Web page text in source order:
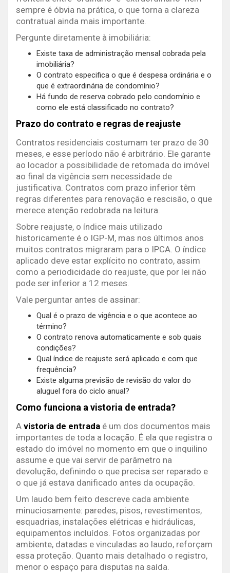
sempre é óbvia na prática, o que torna a clareza
contratual ainda mais importante.
Pergunte diretamente à imobiliária:
Existe taxa de administração mensal cobrada pela
imobiliária?
O contrato especifica o que é despesa ordinária e o
que é extraordinária de condomínio?
Há fundo de reserva cobrado pelo condomínio e
como ele está classificado no contrato?
Prazo do contrato e regras de reajuste
Contratos residenciais costumam ter prazo de 30
meses, e esse período não é arbitrário. Ele garante
ao locador a possibilidade de retomada do imóvel
ao final da vigência sem necessidade de
justificativa. Contratos com prazo inferior têm
regras diferentes para renovação e rescisão, o que
merece atenção redobrada na leitura.
Sobre reajuste, o índice mais utilizado
historicamente é o IGP-M, mas nos últimos anos
muitos contratos migraram para o IPCA. O índice
aplicado deve estar explícito no contrato, assim
como a periodicidade do reajuste, que por lei não
pode ser inferior a 12 meses.
Vale perguntar antes de assinar:
Qual é o prazo de vigência e o que acontece ao
término?
O contrato renova automaticamente e sob quais
condições?
Qual índice de reajuste será aplicado e com que
frequência?
Existe alguma previsão de revisão do valor do
aluguel fora do ciclo anual?
Como funciona a vistoria de entrada?
A vistoria de entrada é um dos documentos mais
importantes de toda a locação. É ela que registra o
estado do imóvel no momento em que o inquilino
assume e que vai servir de parâmetro na
devolução, definindo o que precisa ser reparado e
o que já estava danificado antes da ocupação.
Um laudo bem feito descreve cada ambiente
minuciosamente: paredes, pisos, revestimentos,
esquadrias, instalações elétricas e hidráulicas,
equipamentos incluídos. Fotos organizadas por
ambiente, datadas e vinculadas ao laudo, reforçam
essa proteção. Quanto mais detalhado o registro,
menor o espaço para disputas na saída.